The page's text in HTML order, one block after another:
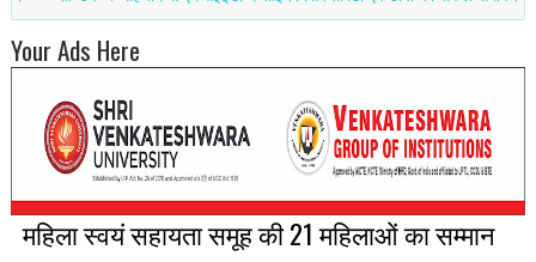
Your Ads Here
महिला स्वयं सहायता समूह की 21 महिलाओं का सम्मान